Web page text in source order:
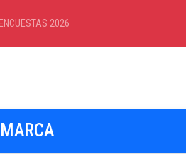
ENCUESTAS 2026